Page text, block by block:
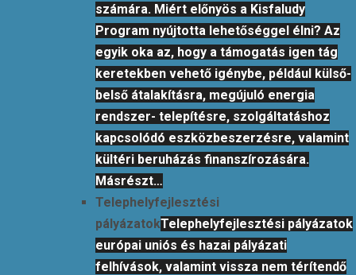
számára. Miért előnyös a Kisfaludy
Program nyújtotta lehetőséggel élni? Az
egyik oka az, hogy a támogatás igen tág
keretekben vehető igénybe, például külső-
belső átalakításra, megújuló energia
rendszer- telepítésre, szolgáltatáshoz
kapcsolódó eszközbeszerzésre, valamint
kültéri beruházás finanszírozására.
Másrészt…
Telephelyfejlesztési
pályázatokTelephelyfejlesztési pályázatok
európai uniós és hazai pályázati
felhívások, valamint vissza nem térítendő